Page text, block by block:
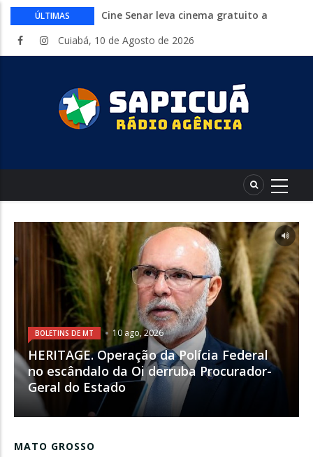
ÚLTIMAS
Cine Senar leva cinema gratuito a
agosto
Curso gratuito da Embrapa ensina a
montar hortas do plantio ao cultivo.
Inscrições abertas
HCanMT. Ministério da Saúde habilita
pacientes do SUS
Cuiabá, 10 de Agosto de 2026
BOLETINS DE MT 10 ago, 2026
HERITAGE. Operação da Polícia Federal
no escândalo da Oi derruba Procurador-
Geral do Estado
MATO GROSSO